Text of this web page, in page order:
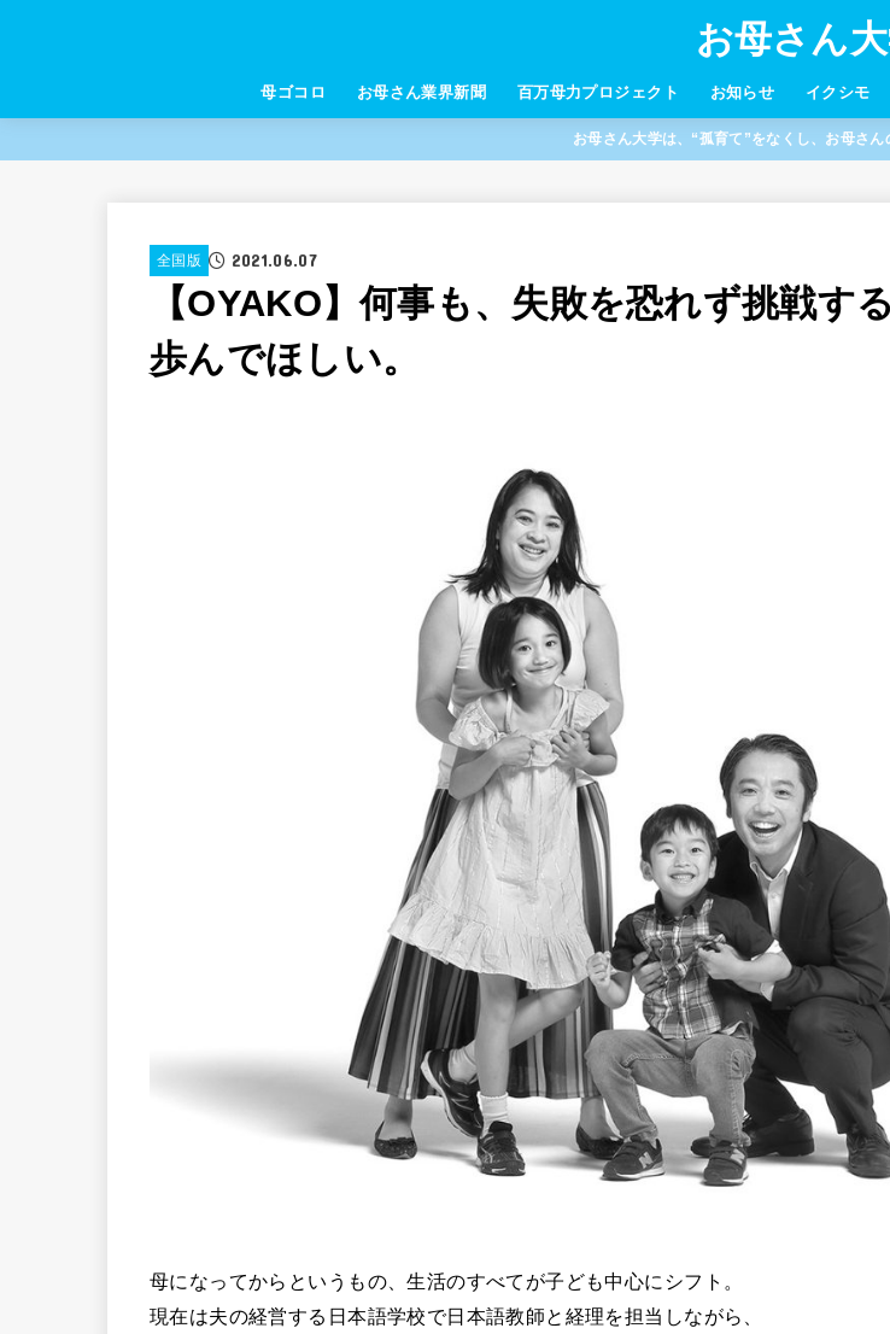
お母さん
母ゴコロ お母さん業界新聞 百万母力プロジェクト お知らせ イクシモ
お母さん大学は、“孤育て”をなくし、お母さ
全国版 2021.06.07
【OYAKO】何事も、失敗を恐れず挑戦す
歩んでほしい。
母になってからというもの、生活のすべてが子ども中心にシフト。
現在は夫の経営する日本語学校で日本語教師と経理を担当しながら、